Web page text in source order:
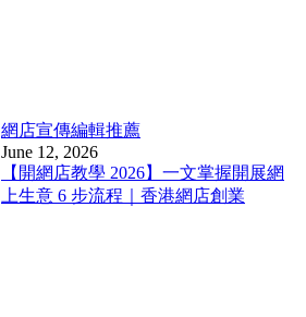
網店宣傳編輯推薦
June 12, 2026
【開網店教學 2026】一文掌握開展網
上生意 6 步流程｜香港網店創業